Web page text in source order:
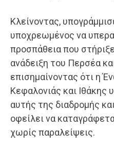
Κλείνοντας,
υποχρεωμένος να
προσπάθεια που
ανάδειξη του Περσέα
επισημαίνοντας ότι η
Κεφαλονιάς και Ιθάκης
αυτής της διαδρομής
οφείλει να
χωρίς παραλείψεις.